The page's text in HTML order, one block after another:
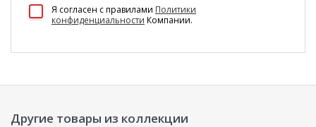
Я согласен c правилами Политики
конфиденциальности Компании.
Другие товары из коллекции